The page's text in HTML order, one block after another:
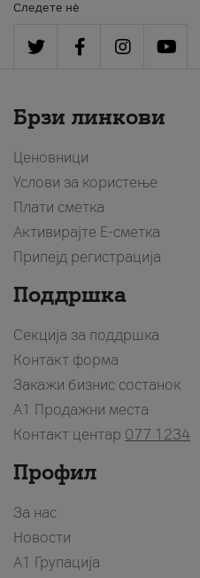
Следете нè
Брзи линкови
Ценовници
Услови за користење
Плати сметка
Активирајте Е-сметка
Припејд регистрација
Поддршка
Секција за поддршка
Контакт форма
Закажи бизнис состанок
A1 Продажни места
Контакт центар 077 1234
Профил
За нас
Новости
А1 Групација